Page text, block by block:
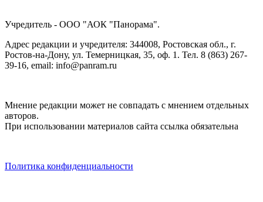
Учредитель - ООО "АОК "Панорама".
Адрес редакции и учредителя: 344008, Ростовская обл., г.
Ростов-на-Дону, ул. Темерницкая, 35, оф. 1. Тел. 8 (863) 267-
39-16, email: info@panram.ru
Мнение редакции может не совпадать с мнением отдельных
авторов.
При использовании материалов сайта ссылка обязательна
Политика конфиденциальности